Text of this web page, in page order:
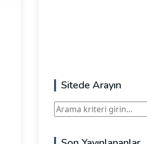
Sitede Arayın
Ara